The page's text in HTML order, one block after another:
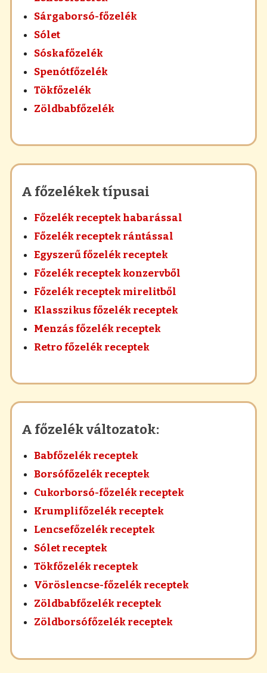
Sárgaborsó-főzelék
Sólet
Sóskafőzelék
Spenótfőzelék
Tökfőzelék
Zöldbabfőzelék
A főzelékek típusai
Főzelék receptek habarással
Főzelék receptek rántással
Egyszerű főzelék receptek
Főzelék receptek konzervből
Főzelék receptek mirelitből
Klasszikus főzelék receptek
Menzás főzelék receptek
Retro főzelék receptek
A főzelék változatok:
Babfőzelék receptek
Borsófőzelék receptek
Cukorborsó-főzelék receptek
Krumplifőzelék receptek
Lencsefőzelék receptek
Sólet receptek
Tökfőzelék receptek
Vöröslencse-főzelék receptek
Zöldbabfőzelék receptek
Zöldborsófőzelék receptek